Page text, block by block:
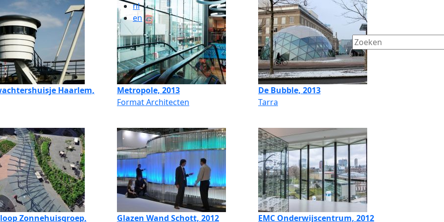
nl
en
Haarlem,
Metropole, 2013
Format Architecten
De Bubble, 2013
Tarra
Zonnehuisgroep,
Glazen Wand Schott, 2012
EMC Onderwijscentrum, 2012